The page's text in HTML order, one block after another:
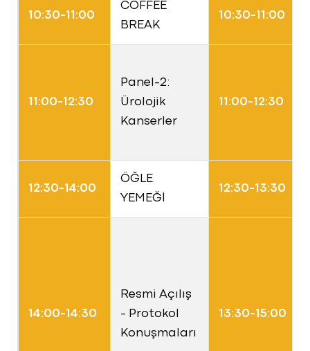
10:30-11:00
COFFEE
BREAK
10:30-11:00
11:00-12:30
Panel-2:
Ürolojik
Kanserler
11:00-12:30
12:30-14:00
ÖĞLE
YEMEĞİ
12:30-13:30
14:00-14:30
Resmi Açılış
- Protokol
Konuşmaları
13:30-15:00